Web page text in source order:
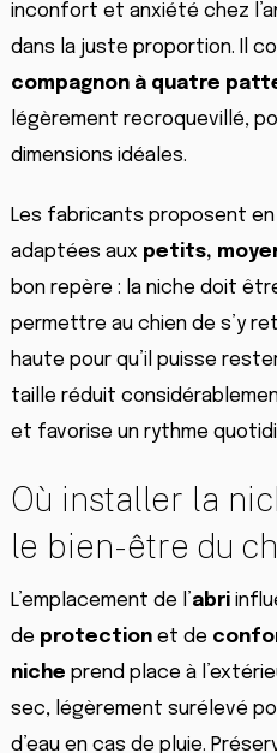
inconfort et anxiété chez
dans la juste proportion. Il
compagnon à quatre
légèrement recroquevillé,
dimensions idéales.
Les fabricants proposent
adaptées aux petits,
bon repère : la niche doit
permettre au chien de s’y
haute pour qu’il puisse
taille réduit
et favorise un rythme
Où installer la
le bien-être du
L’emplacement de l’ abri
de protectionet de
niche prend place à
sec, légèrement surélevé
d’eau en cas de pluie.